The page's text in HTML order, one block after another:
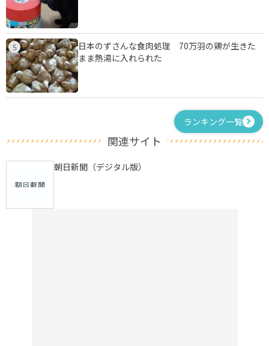
5
日本のずさんな食肉処理 70万羽の鶏が生きた
まま熱湯に入れられた
ランキング一覧
関連サイト
朝日新聞（デジタル版）